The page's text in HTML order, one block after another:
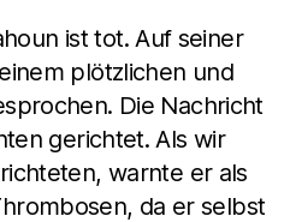
ist tot. Auf seiner
plötzlichen und
Die Nachricht
gerichtet. Als wir
warnte er als
da er selbst